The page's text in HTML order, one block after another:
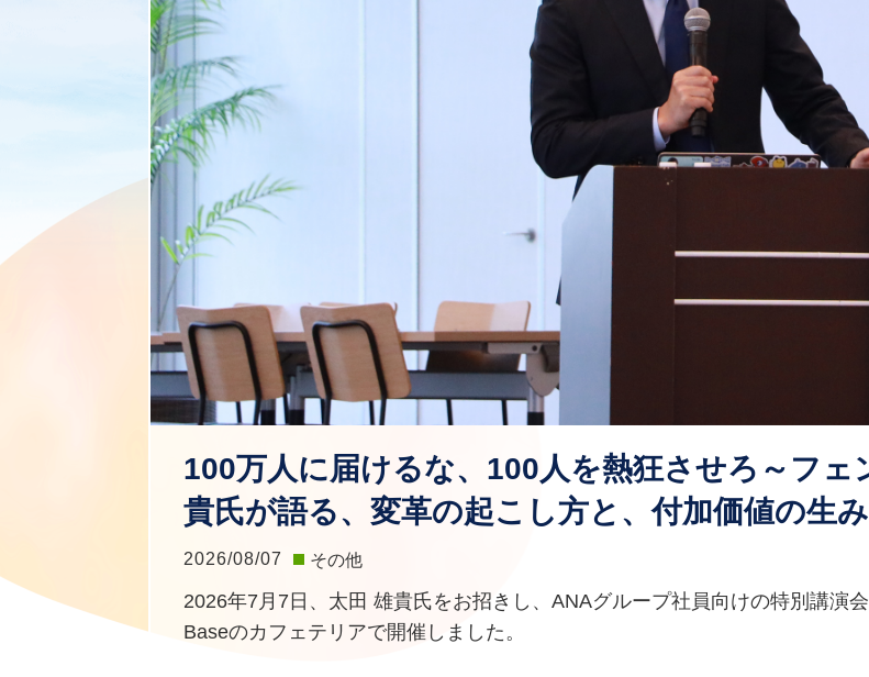
100万人に届けるな、100人を熱狂させろ～フ
貴氏が語る、変革の起こし方と、付加価値の生
2026/08/07 その他
2026年7月7日、太田 雄貴氏をお招きし、ANAグループ社員向けの特別講演
Baseのカフェテリアで開催しました。